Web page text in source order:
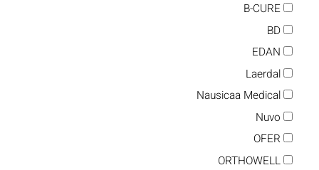
B-CURE
BD
EDAN
Laerdal
Nausicaa Medical
Nuvo
OFER
ORTHOWELL